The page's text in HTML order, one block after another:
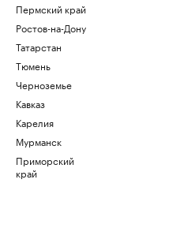
Пермский край
Ростов-на-Дону
Татарстан
Тюмень
Черноземье
Кавказ
Карелия
Мурманск
Приморский
край